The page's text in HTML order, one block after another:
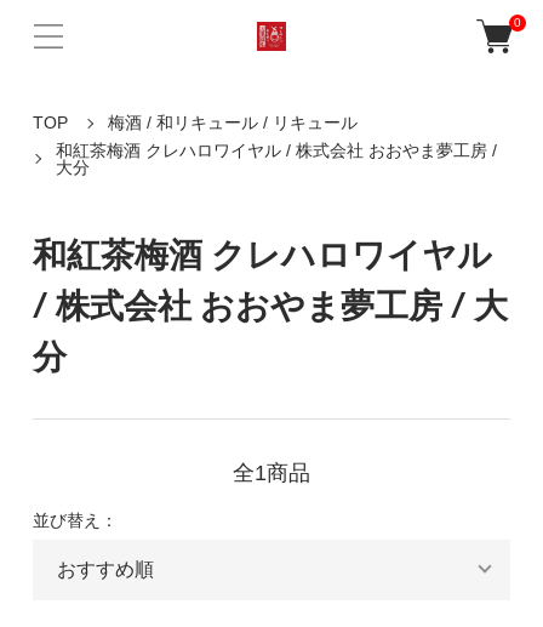
0
TOP
梅酒 / 和リキュール / リキュール
和紅茶梅酒 クレハロワイヤル / 株式会社 おおやま夢工房 /
大分
和紅茶梅酒 クレハロワイヤル
/ 株式会社 おおやま夢工房 / 大
分
全1商品
並び替え：